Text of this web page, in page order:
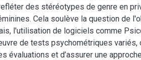
des stéréotypes de genre en
Cela soulève la question de
l'utilisation de logiciels comme
de tests psychométriques variés,
et d’assurer une